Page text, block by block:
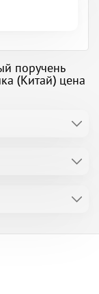
поручень
(Китай) цена